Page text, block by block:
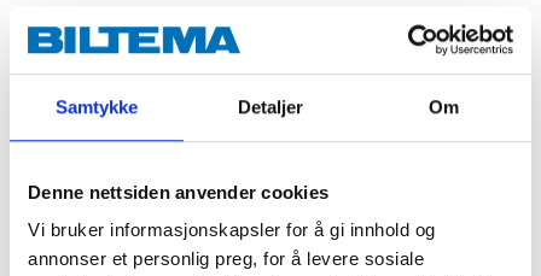
Samtykke Detaljer Om
Denne nettsiden anvender cookies
Vi bruker informasjonskapsler for å gi innhold og
annonser et personlig preg, for å levere sosiale
Hvilke kort og valutaer kan man betal med?
Hva gjør jeg hvis jeg angrer på kjøpet mitt
eller vil returnere varen?
Hvilken garanti gir Biltema på varene?